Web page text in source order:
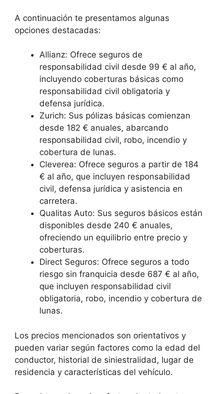
A continuación te presentamos algunas
opciones destacadas:
Allianz: Ofrece seguros de
responsabilidad civil desde 99 € al año,
incluyendo coberturas básicas como
responsabilidad civil obligatoria y
defensa jurídica.
Zurich: Sus pólizas básicas comienzan
desde 182 € anuales, abarcando
responsabilidad civil, robo, incendio y
cobertura de lunas.
Cleverea: Ofrece seguros a partir de 184
€ al año, que incluyen responsabilidad
civil, defensa jurídica y asistencia en
carretera.
Qualitas Auto: Sus seguros básicos están
disponibles desde 240 € anuales,
ofreciendo un equilibrio entre precio y
coberturas.
Direct Seguros: Ofrece seguros a todo
riesgo sin franquicia desde 687 € al año,
que incluyen responsabilidad civil
obligatoria, robo, incendio y cobertura de
lunas.
Los precios mencionados son orientativos y
pueden variar según factores como la edad del
conductor, historial de siniestralidad, lugar de
residencia y características del vehículo.